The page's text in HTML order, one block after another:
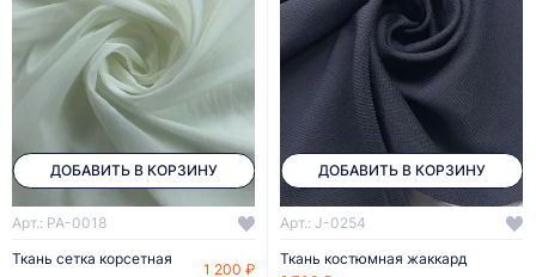
ДОБАВИТЬ В КОРЗИНУ
Арт.: PA-0018
Ткань сетка корсетная
1 200 ₽
ДОБАВИТЬ В КОРЗИНУ
Арт.: J-0254
Ткань костюмная жаккард